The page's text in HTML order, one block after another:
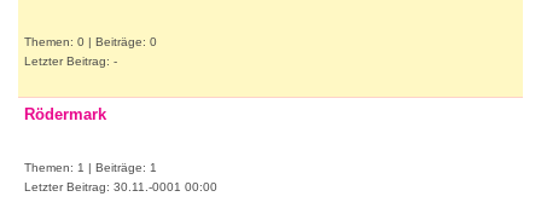
Themen: 0 | Beiträge: 0
Letzter Beitrag: -
Rödermark
Themen: 1 | Beiträge: 1
Letzter Beitrag: 30.11.-0001 00:00